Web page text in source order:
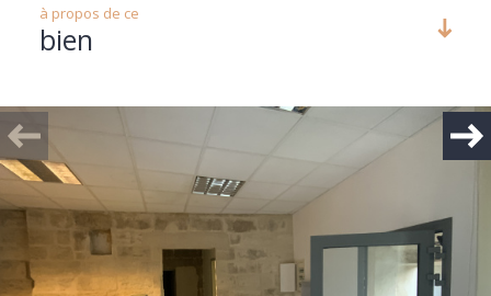
à propos de ce
bien
Plus d'informations
financières